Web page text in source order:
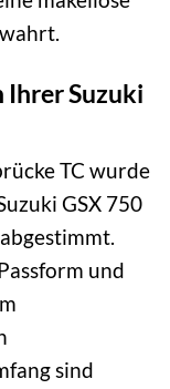
Suzuki
TC wurde
GSX 750
und
sind